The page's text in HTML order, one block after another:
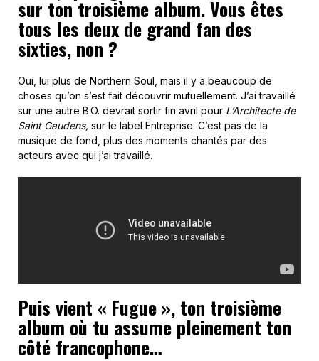
sur ton troisième album. Vous êtes
tous les deux de grand fan des
sixties, non ?
Oui, lui plus de Northern Soul, mais il y a beaucoup de
choses qu’on s’est fait découvrir mutuellement. J’ai travaillé
sur une autre B.O. devrait sortir fin avril pour L’Architecte de
Saint Gaudens, sur le label Entreprise. C’est pas de la
musique de fond, plus des moments chantés par des
acteurs avec qui j’ai travaillé.
Puis vient « Fugue », ton troisième
album où tu assume pleinement ton
côté francophone…